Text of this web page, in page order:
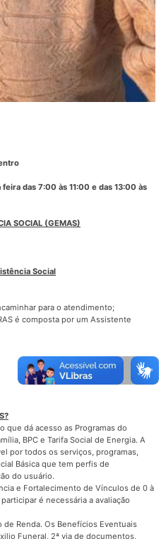
das 7:00 às 11:00 e das 13:00 às
SOCIAL (GEMAS)
Social
para o atendimento;
é composta por um Assistente
que dá acesso as Programas do
BPC e Tarifa Social de Energia. A
por todos os serviços, programas,
Básica que tem perfis de
do usuário.
e Fortalecimento de Vínculos de 0 à
é necessária a avaliação
de Renda. Os Benefícios Eventuais
Funeral, 2ª via de documentos,